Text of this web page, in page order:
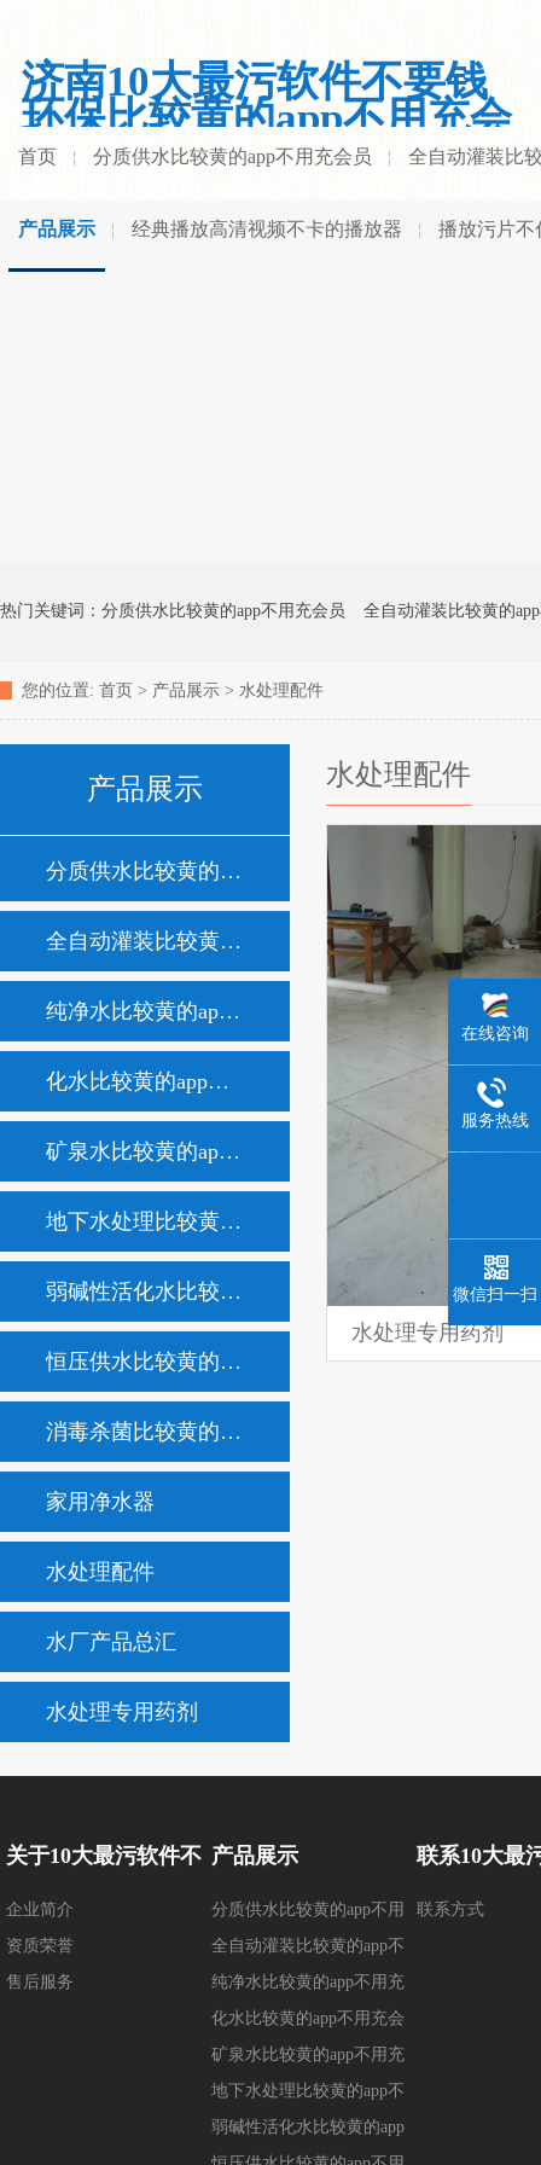
济南10大最污软件不要钱
环保比较黄的app不用充会
员有限公司
首页 分质供水比较黄的app不用充会员 全自动灌装比
产品展示 经典播放高清视频不卡的播放器 播放污片不
热门关键词： 分质供水比较黄的app不用充会员 全自动灌装比较黄的
家用净水器
您的位置: 首页 > 产品展示 > 水处理配件
产品展示
分质供水比较黄的app不用充会员
全自动灌装比较黄的app不用充会员
纯净水比较黄的app不用充会员
化水比较黄的app不用充会员
矿泉水比较黄的app不用充会员
地下水处理比较黄的app不用充会员
弱碱性活化水比较黄的app不用充会员
恒压供水比较黄的app不用充会员
消毒杀菌比较黄的app不用充会员
家用净水器
水处理配件
水厂产品总汇
水处理专用药剂
水处理配件
水处理专用药剂
关于10大最污软件不
企业简介
资质荣誉
售后服务
产品展示
分质供水比较黄的app不用
充会员
全自动灌装比较黄的app不
用充会员
纯净水比较黄的app不用充
会员
化水比较黄的app不用充会
员
矿泉水比较黄的app不用充
会员
地下水处理比较黄的app不
用充会员
弱碱性活化水比较黄的app
联系10大最
联系方式
在线咨询
服务热线
微信扫一扫